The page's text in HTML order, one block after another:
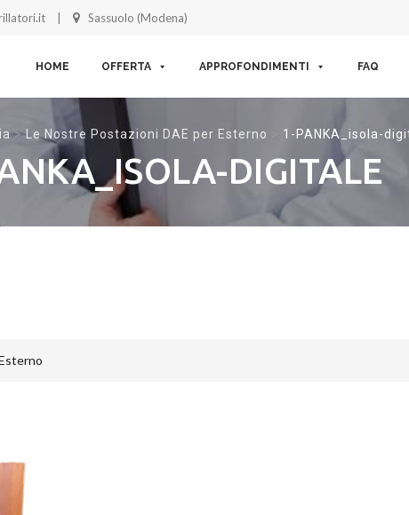
Sassuolo (Modena)
HOME OFFERTA APPROFONDIMENTI FAQ
>Le Nostre Postazioni DAE per Esterno 1-PANKA_isola-
DIGITALE